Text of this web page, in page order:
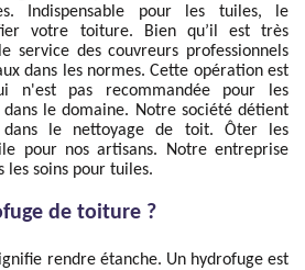
Indispensable pour les tuiles, le
votre toiture. Bien qu’il est très
service des couvreurs professionnels
dans les normes. Cette opération est
n'est pas recommandée pour les
dans le domaine. Notre société détient
dans le nettoyage de toit. Ôter les
pour nos artisans. Notre entreprise
les soins pour tuiles.
de toiture ?
rendre étanche. Un hydrofuge est